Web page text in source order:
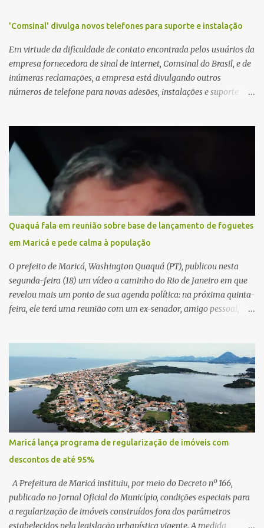
'Comsinal' divulga novos telefones para suporte e instalação
Em virtude da dificuldade de contato encontrada pelos usuários da
empresa fornecedora de sinal de internet, Comsinal do Brasil, e de
inúmeras reclamações, a empresa está divulgando outros
números de telefone para novas adesões, instalações e suporte
Quaquá fala em reunião sobre base de lançamento de foguetes
em Maricá e pede calma à população
O prefeito de Maricá, Washington Quaquá (PT), publicou nesta
segunda-feira (18) um vídeo a caminho do Rio de Janeiro em que
revelou mais um ponto de sua agenda política: na próxima quinta-
feira, ele terá uma reunião com um ex-senador, amigo pessoal,
atenção pela ousadia do projeto, que colocaria Maricá em um
novo patamar de visibilidade tecnológica e estratégica. Segundo
Quaquá, a conversa será o início de um debate maior sobre a
viabilidade dessa estrutura na cidade. Durante o vídeo, o prefeito
também respondeu às críticas que vem recebendo. Segundo ele,
muitas pessoas estão dizendo que promete muito, mas não estaria
entregando resultados imediatos. Quaquá pediu paciência e
garantiu que os frutos começarão a aparecer em breve. “O pessoal
fala que eu prometo muito, mas não faço nada. Eu digo: calma.
Vocês Esperam, daqui a um ano o que será feito em Mari...
Maricá lança programa de regularização de imóveis com
descontos de até 95%
A Prefeitura de Maricá instituiu, por meio do Decreto nº 166,
publicado no Jornal Oficial do Município, condições especiais para
a regularização de imóveis construídos fora dos parâmetros
estabelecidos pela legislação urbanística vigente. A medida,